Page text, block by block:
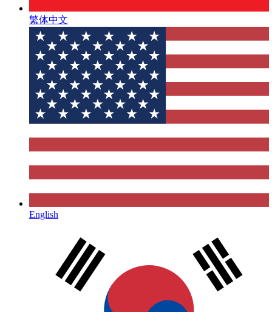
繁体中文
English